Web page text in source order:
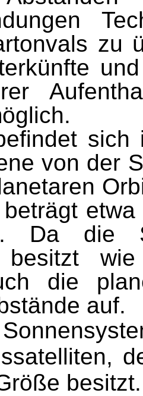
zu
von der
Da die
besitzt
die
auf.
besitzt.